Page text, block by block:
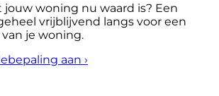
woning nu waard is? Een
vrijblijvend langs voor een
je woning.
aan ›